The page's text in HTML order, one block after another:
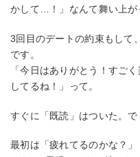
かして…！」なんて舞い上が
3回目のデートの約束もして
です。
「今日はありがとう！すご
してるね！」って。
すぐに「既読」はついた。
最初は「疲れてるのかな？